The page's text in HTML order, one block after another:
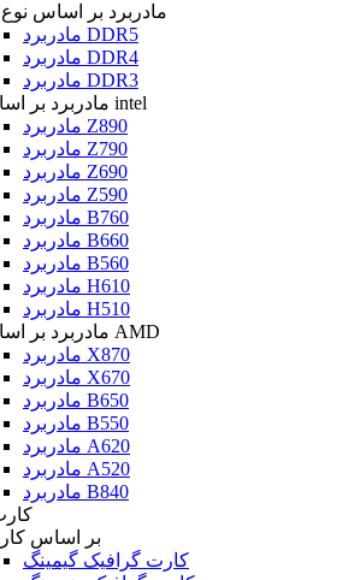
مادربرد بر اساس
مادربرد DDR5
مادربرد DDR4
مادربرد DDR3
مادربرد بر اساس intel
مادربرد Z890
مادربرد Z790
مادربرد Z690
مادربرد Z590
مادربرد B760
مادربرد B660
مادربرد B560
مادربرد H610
مادربرد H510
مادربرد بر اساس AMD
مادربرد X870
مادربرد X670
مادربرد B650
مادربرد B550
مادربرد A620
مادربرد A520
مادربرد B840
بر اساس
کارت گرافیک گیمینگ